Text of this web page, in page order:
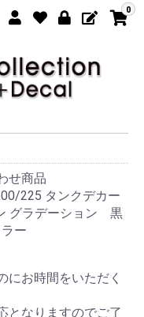
0
せ商品
225 タンクデカー
グラデーション 黒
ー
にお時間をいただく
となりますのでご了